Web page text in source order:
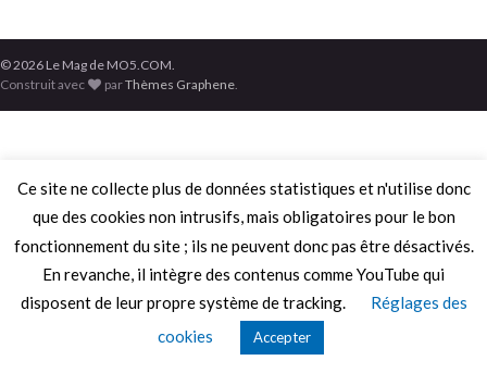
© 2026 Le Mag de MO5.COM.
Construit avec
parThèmes Graphene
Ce site ne collecte plus de données statistiques et n'utilise donc
que des cookies non intrusifs, mais obligatoires pour le bon
fonctionnement du site ; ils ne peuvent donc pas être désactivés.
En revanche, il intègre des contenus comme YouTube qui
disposent de leur propre système de tracking.
Réglages des
cookies
Accepter